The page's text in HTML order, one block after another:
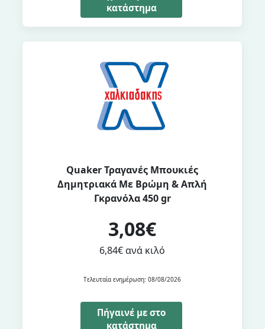
κατάστημα
Quaker Τραγανές Μπουκιές
Δημητριακά Με Βρώμη & Απλή
Γκρανόλα 450 gr
3,08€
6,84€ ανά κιλό
Τελευταία ενημέρωση: 08/08/2026
Πήγαινέ με στο
κατάστημα